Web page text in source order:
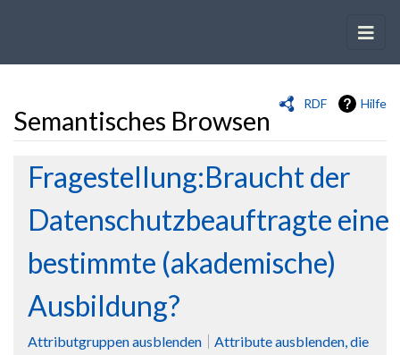
RDF Hilfe
Semantisches Browsen
Wechseln zu: Navigation
Fragestellung:Braucht der
Datenschutzbeauftragte eine
bestimmte (akademische)
Ausbildung?
Attributgruppen ausblenden
Attribute ausblenden, die